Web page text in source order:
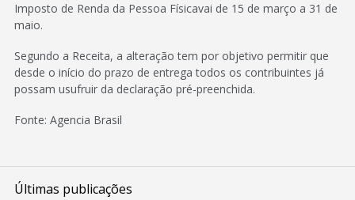
Imposto de Renda da Pessoa Físicavai de 15 de março a 31 de
maio.
Segundo a Receita, a alteração tem por objetivo permitir que
desde o início do prazo de entrega todos os contribuintes já
possam usufruir da declaração pré-preenchida.
Fonte: Agencia Brasil
Últimas publicações